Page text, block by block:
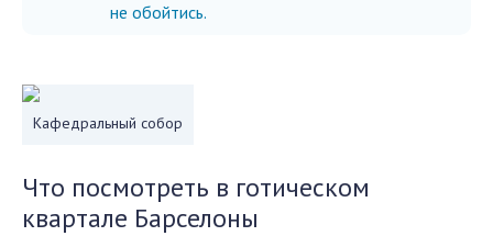
не обойтись.
Кафедральный собор
Что посмотреть в готическом
квартале Барселоны